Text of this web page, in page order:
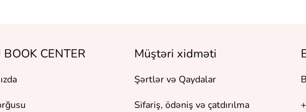
CENTER Müştəri xidməti
Şərtlər və Qaydalar
Sifariş, ödəniş və çatdırılma